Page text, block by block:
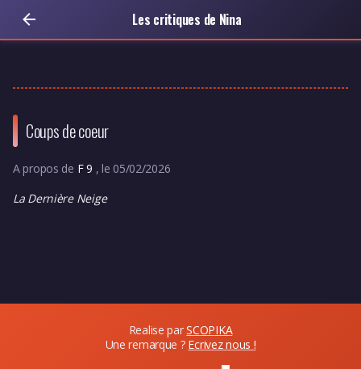
Les critiques de Nina
Coups de coeur
A propos de F 9 , le 05/02/2026
La Dernière Neige
Realise parSCOPIKA
Une remarque ? Ecrivez nous !